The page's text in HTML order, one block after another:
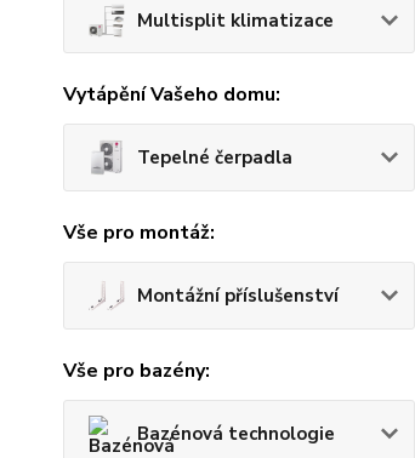
Multisplit klimatizace
Vytápění Vašeho domu:
Tepelné čerpadla
Vše pro montáž:
Montážní příslušenství
Vše pro bazény:
Bazénová technologie